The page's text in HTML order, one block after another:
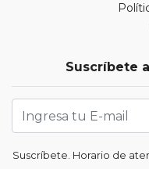
Suscríbete
Suscríbete. Horario de